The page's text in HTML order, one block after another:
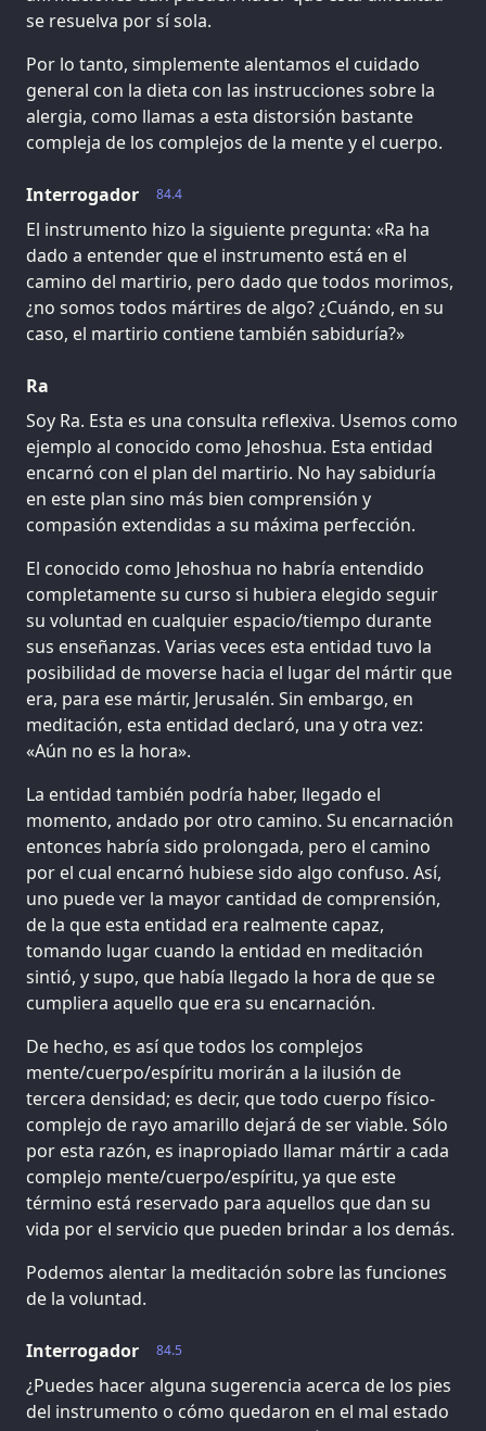
se resuelva por sí sola.
Por lo tanto, simplemente alentamos el cuidado
general con la dieta con las instrucciones sobre la
alergia, como llamas a esta distorsión bastante
compleja de los complejos de la mente y el cuerpo.
84.4
Interrogador
El instrumento hizo la siguiente pregunta: «Ra ha
dado a entender que el instrumento está en el
camino del martirio, pero dado que todos morimos,
¿no somos todos mártires de algo? ¿Cuándo, en su
caso, el martirio contiene también sabiduría?»
Ra
Soy Ra. Esta es una consulta reflexiva. Usemos como
ejemplo al conocido como Jehoshua. Esta entidad
encarnó con el plan del martirio. No hay sabiduría
en este plan sino más bien comprensión y
compasión extendidas a su máxima perfección.
El conocido como Jehoshua no habría entendido
completamente su curso si hubiera elegido seguir
su voluntad en cualquier espacio/tiempo durante
sus enseñanzas. Varias veces esta entidad tuvo la
posibilidad de moverse hacia el lugar del mártir que
era, para ese mártir, Jerusalén. Sin embargo, en
meditación, esta entidad declaró, una y otra vez:
«Aún no es la hora».
La entidad también podría haber, llegado el
momento, andado por otro camino. Su encarnación
entonces habría sido prolongada, pero el camino
por el cual encarnó hubiese sido algo confuso. Así,
uno puede ver la mayor cantidad de comprensión,
de la que esta entidad era realmente capaz,
tomando lugar cuando la entidad en meditación
sintió, y supo, que había llegado la hora de que se
cumpliera aquello que era su encarnación.
De hecho, es así que todos los complejos
mente/cuerpo/espíritu morirán a la ilusión de
tercera densidad; es decir, que todo cuerpo físico-
complejo de rayo amarillo dejará de ser viable. Sólo
por esta razón, es inapropiado llamar mártir a cada
complejo mente/cuerpo/espíritu, ya que este
término está reservado para aquellos que dan su
vida por el servicio que pueden brindar a los demás.
Podemos alentar la meditación sobre las funciones
de la voluntad.
84.5
Interrogador
¿Puedes hacer alguna sugerencia acerca de los pies
del instrumento o cómo quedaron en el mal estado